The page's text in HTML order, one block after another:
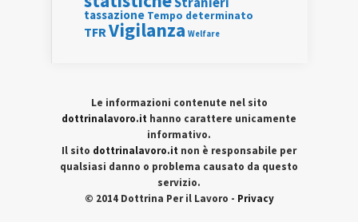
tassazione Tempo determinato
TFRVigilanza Welfare
Le informazioni contenute nel sito
dottrinalavoro.it hanno carattere unicamente
informativo.
Il sito dottrinalavoro.it non è responsabile per
qualsiasi danno o problema causato da questo
servizio.
© 2014 Dottrina Per il Lavoro - Privacy